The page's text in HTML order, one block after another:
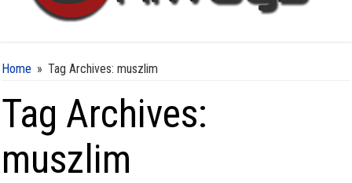
Home » Tag Archives: muszlim
Tag Archives:
muszlim